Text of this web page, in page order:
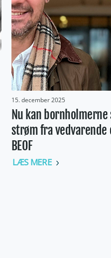
15. december 2025
Nu kan
strøm fra vedvarende
BEOF
LÆS MERE